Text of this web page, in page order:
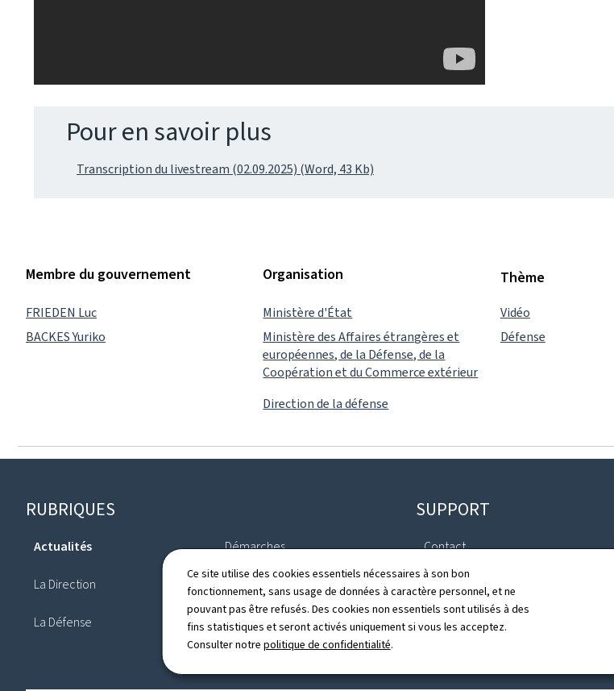
Ce site utilise des cookies essentiels nécessaires à son bon
fonctionnement, sans usage de données à caractère personnel, et ne
pouvant pas être refusés. Des cookies non essentiels sont utilisés à des
fins statistiques et seront activés uniquement si vous les acceptez.
Consulter notre politique de confidentialité.
Pour en savoir plus
Transcription du livestream (02.09.2025) (Word, 43 Kb)
Membre du gouvernement
FRIEDEN Luc
BACKES Yuriko
Organisation
Ministère d'État
Ministère des Affaires étrangères et
européennes, de la Défense, de la
Coopération et du Commerce extérieur
Direction de la défense
Thème
Vidéo
Défense
Pied
de
RUBRIQUES
Actualités
La Direction
La Défense
Démarches
Organisations internationales
Annuaire
SUPPORT
Contact
Plan du site
À propos du site